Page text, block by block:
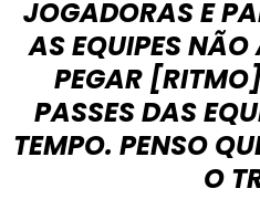
JOGADORAS E
AS EQUIPES
PEGAR
PASSES DAS
TEMPO. PENSO
O